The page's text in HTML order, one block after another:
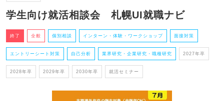
学生向け就活相談会 札幌UI就職ナビ
終了 全般 個別相談 インターン・体験・ワークショップ 面接対策
エントリーシート対策 自己分析 業界研究・企業研究・職種研究 2027年卒
2028年卒 2029年卒 2030年卒 就活セミナー